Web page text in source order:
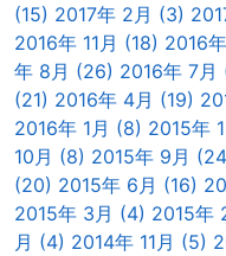
(15) 2017年 2月 (3)
2016年 11月 (18) 2016
年 8月 (26) 2016年 7月
(21) 2016年 4月 (19)
2016年 1月 (8) 2015年
10月 (8) 2015年 9月
(20) 2015年 6月 (16)
2015年 3月 (4) 2015年
月 (4) 2014年 11月 (5)